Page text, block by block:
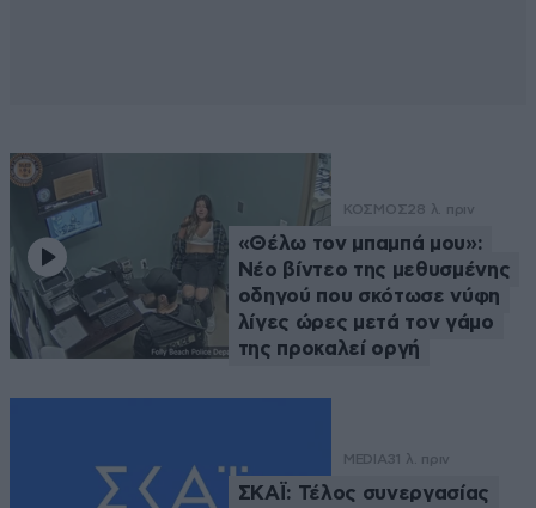
ΚΟΣΜΟΣ28 λ. πριν
«Θέλω τον μπαμπά μου»:
Νέο βίντεο της μεθυσμένης
οδηγού που σκότωσε νύφη
λίγες ώρες μετά τον γάμο
της προκαλεί οργή
MEDIA31 λ. πριν
ΣΚΑΪ: Τέλος συνεργασίας